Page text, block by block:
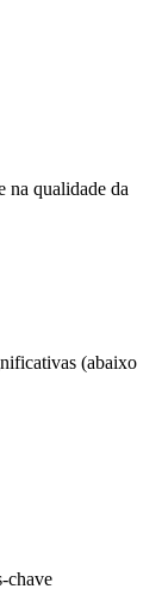
na qualidade da
(abaixo
chave